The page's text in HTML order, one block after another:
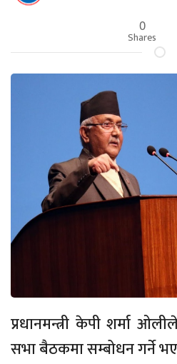
0
Shares
प्रधानमन्त्री केपी शर्मा
सभा बैठकमा सम्बोधन गर्ने